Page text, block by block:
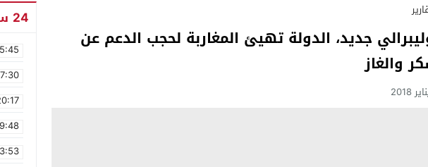
جديد، الدولة تهيئ المغاربة لحجب الدعم عن
والغاز
24 ساعة